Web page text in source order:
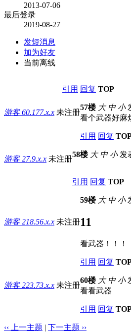
2013-07-06
最后登录
2019-08-27
发短消息
加为好友
当前离线
引用 回复 TOP
游客60.177.x.x 未注册
57楼 大 中 小
看个武器好麻
引用 回复
游客27.9.x.x 未注册
58楼 大 中 小发
引用 回复 TOP
游客218.56.x.x 未注册
59楼 大 中 小
11
看武器！！！
引用 回复
游客223.73.x.x 未注册
60楼 大 中 小
看看武器
引用 回复
‹‹ 上一主题 | 下一主题 ››